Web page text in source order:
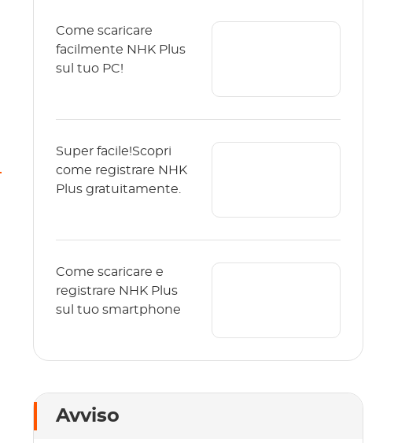
Come scaricare
facilmente NHK Plus
sul tuo PC!
Super facile!Scopri
come registrare NHK
Plus gratuitamente.
Come scaricare e
registrare NHK Plus
sul tuo smartphone
Avviso